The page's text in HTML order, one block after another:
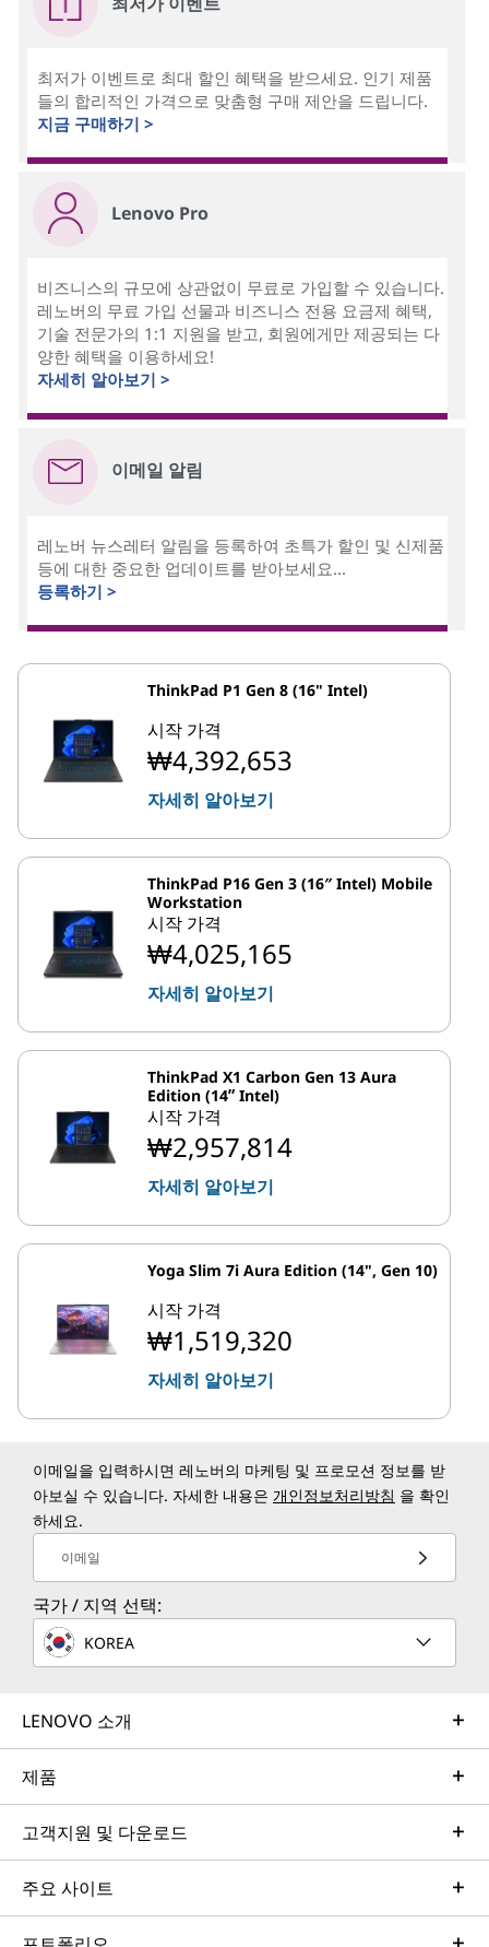
최저가 이벤트로 최대 할인 혜택을 받으세요. 인기 제품
들의 합리적인 가격으로 맞춤형 구매 제안을 드립니다.
지금 구매하기 >
Lenovo Pro
비즈니스의 규모에 상관없이 무료로 가입할 수 있습니다.
레노버의 무료 가입 선물과 비즈니스 전용 요금제 혜택,
기술 전문가의 1:1 지원을 받고, 회원에게만 제공되는 다
양한 혜택을 이용하세요!
자세히 알아보기 >
이메일 알림
레노버 뉴스레터 알림을 등록하여 초특가 할인 및 신제품
등에 대한 중요한 업데이트를 받아보세요...
등록하기 >
ThinkPad P1 Gen 8 (16" Intel)
시작 가격
₩4,392,653
자세히 알아보기
ThinkPad P16 Gen 3 (16″ Intel) Mobile
Workstation
시작 가격
₩4,025,165
자세히 알아보기
ThinkPad X1 Carbon Gen 13 Aura
Edition (14ʺ Intel)
시작 가격
₩2,957,814
자세히 알아보기
Yoga Slim 7i Aura Edition (14", Gen 10)
시작 가격
₩1,519,320
자세히 알아보기
이메일을 입력하시면 레노버의 마케팅 및 프로모션 정보를 받
아보실 수 있습니다. 자세한 내용은 개인정보처리방침 을 확인
하세요.
이메일
국가 / 지역 선택:
KOREA
LENOVO 소개
제품
고객지원 및 다운로드
주요 사이트